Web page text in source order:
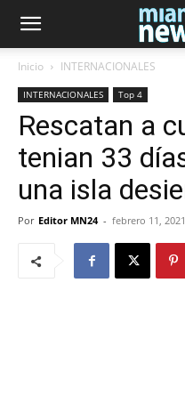
Inicio INTERNACIONALES
INTERNACIONALES Top 4
Rescatan a
tenian 33
una isla
Por Editor MN24 - febrero 11, 2021